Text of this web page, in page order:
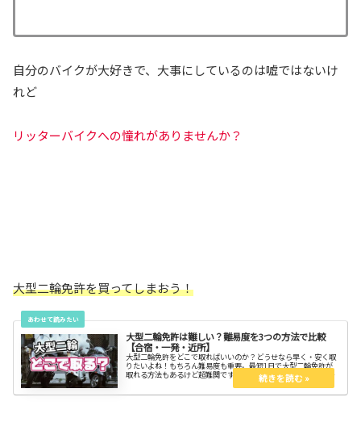
自分のバイクが大好きで、大事にしているのは嘘ではないけ
れど
リッターバイクへの憧れがありませんか？
大型二輪免許を買ってしまおう！
大型二輪免許は難しい？難易度を3つの方法で比較
【合宿・一発・近所】
大型二輪免許をどこで取ればいいのか？どうせなら早く・安く取
りたいよね！もちろん難易度も重要。最短1日で大型二輪免許が
取れる方法もあるけど超難関です。３つの方法を知ってスッキリ
しよう。大型免許があれば、排気量に縛られずどんなバイクも乗